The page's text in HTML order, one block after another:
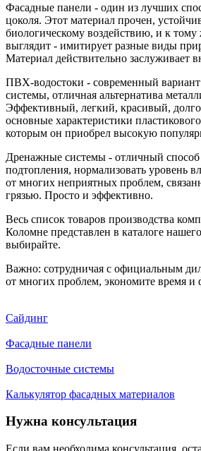
Фасадные панели - один из лучших
цоколя. Этот материал прочен,
биологическому воздействию, и к тому
выглядит - имитирует разные виды
Материал действительно заслуживает
ПВХ-водостоки - современный вариант
системы, отличная альтернатива
Эффективный, легкий, красивый,
основные характеристики
которым он приобрел высокую
Дренажные системы - отличный способ
подтопления, нормализовать уровень
от многих неприятных проблем,
грязью. Просто и эффективно.
Весь список товаров производства
Коломне представлен в каталоге
выбирайте.
Важно: сотрудничая с официальным
от многих проблем, экономите время и
Сайдинг
Фасадные панели
Водосточные системы
Калькулятор фасадных материалов
Нужна консультация